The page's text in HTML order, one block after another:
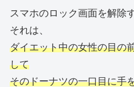
スマホのロック画面を解除
それは、
ダイエット中の女性の目の
して
そのドーナツの一口目に手